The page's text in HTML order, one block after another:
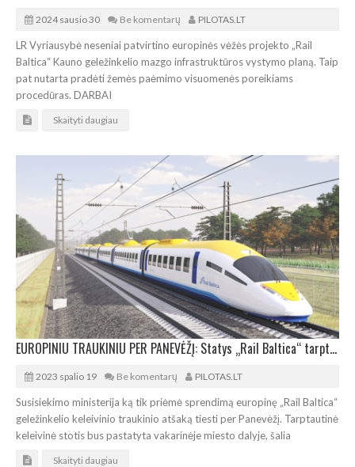
2024 sausio 30 Be komentarų PILOTAS.LT
LR Vyriausybė neseniai patvirtino europinės vėžės projekto „Rail
Baltica“ Kauno geležinkelio mazgo infrastruktūros vystymo planą. Taip
pat nutarta pradėti žemės paėmimo visuomenės poreikiams
procedūras. DARBAI
Skaityti daugiau
EUROPINIU TRAUKINIU PER PANEVĖŽĮ: Statys „Rail Baltica“ tarptautinę keleivinę stotį
2023 spalio 19 Be komentarų PILOTAS.LT
Susisiekimo ministerija ką tik priėmė sprendimą europinę „Rail Baltica“
geležinkelio keleivinio traukinio atšaką tiesti per Panevėžį. Tarptautinė
keleivinė stotis bus pastatyta vakarinėje miesto dalyje, šalia
Skaityti daugiau